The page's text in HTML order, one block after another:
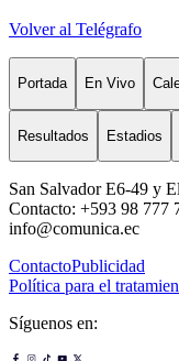
Volver al Telégrafo
Portada En Vivo
Resultados Estadios
San Salvador E6-49 y
Contacto: +593 98 777
info@comunica.ec
ContactoPublicidad
Política para el
Síguenos en: